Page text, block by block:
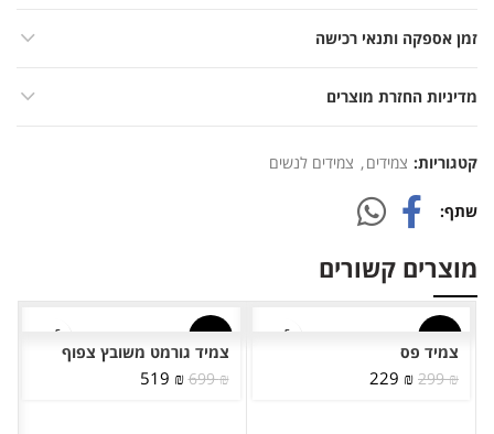
זמן אספקה ותנאי רכישה
מדיניות החזרת מוצרים
קטגוריות: צמידים, צמידים לנשים
שתף
מוצרים קשורים
-23%
צמיד פס
299₪
המחיר
229 ₪
-26%
צמיד גורמט משובץ צפוף
699₪
המחיר
519 ₪